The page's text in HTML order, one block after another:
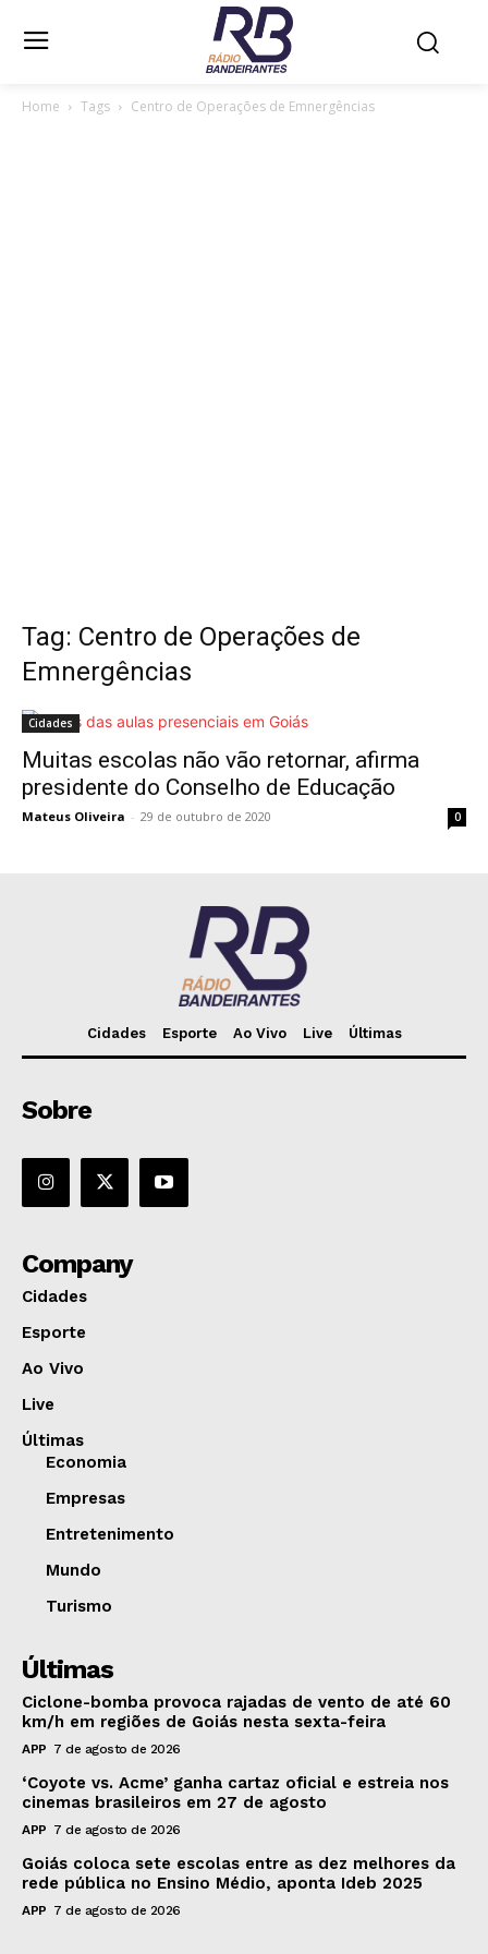
Home Tags Centro de Operações de Emnergências
Tag: Centro de Operações de
Emnergências
Cidades
Muitas escolas não vão retornar, afirma
presidente do Conselho de Educação
Mateus Oliveira - 29 de outubro de 2020 0
Cidades Esporte Ao Vivo Live Últimas
Sobre
Company
Cidades
Esporte
Ao Vivo
Live
Últimas
Economia
Empresas
Entretenimento
Mundo
Turismo
Últimas
Ciclone-bomba provoca rajadas de vento de até 60
km/h em regiões de Goiás nesta sexta-feira
APP 7 de agosto de 2026
‘Coyote vs. Acme’ ganha cartaz oficial e estreia nos
cinemas brasileiros em 27 de agosto
APP 7 de agosto de 2026
Goiás coloca sete escolas entre as dez melhores da
rede pública no Ensino Médio, aponta Ideb 2025
APP 7 de agosto de 2026